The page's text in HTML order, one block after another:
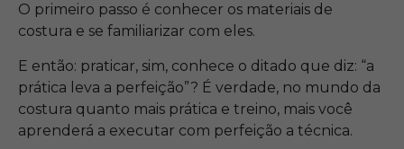
O primeiro passo é conhecer os materiais de
costura e se familiarizar com eles.
E então: praticar, sim, conhece o ditado que diz: “a
prática leva a perfeição”? É verdade, no mundo da
costura quanto mais prática e treino, mais você
aprenderá a executar com perfeição a técnica.